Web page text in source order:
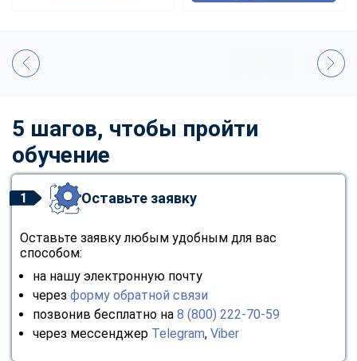
5 шагов, чтобы пройти
обучение
1 Оставьте заявку
Оставьте заявку любым удобным для вас
способом:
на нашу электронную почту
через форму обратной связи
позвонив бесплатно на 8 (800) 222-70-59
через мессенджер Telegram, Viber